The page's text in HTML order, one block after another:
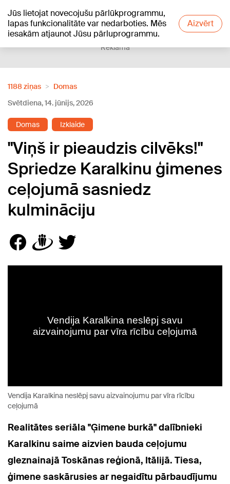
Jūs lietojat novecojušu pārlūkprogrammu,
lapas funkcionalitāte var nedarboties. Mēs
iesakām atjaunot Jūsu pārluprogrammu.
Aizvērt
+24°C
Reklāma
1188 ziņas
Domas
Svētdiena, 14. jūnijs, 2026
Domas Izklaide
"Viņš ir pieaudzis cilvēks!"
Spriedze Karalkinu ģimenes
ceļojumā sasniedz
kulmināciju
Vendija Karalkina neslēpj savu aizvainojumu par vīra rīcību
ceļojumā
Realitātes seriāla "Ģimene burkā" dalībnieki
Karalkinu saime aizvien bauda ceļojumu
gleznainajā Toskānas reģionā, Itālijā. Tiesa,
ģimene saskārusies ar negaidītu pārbaudījumu